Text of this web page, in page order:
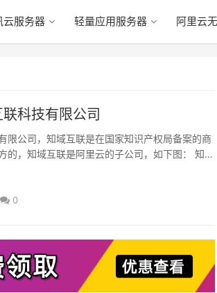
云服务器 轻量应用服务器 阿里云
科技有限公司
限公司，知域互联是在国家知识产权局备案的商
的，知域互联是阿里云的子公司，如下图： 知域
0